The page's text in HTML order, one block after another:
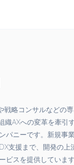
戦略コンサルなどの
織AXへの変革を牽引
パニーです。新規事
支援まで、開発の上
ビスを提供していま